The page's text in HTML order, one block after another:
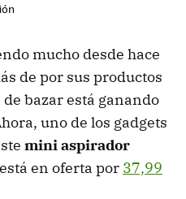
mucho desde hace
de por sus productos
bazar está ganando
uno de los gadgets
mini aspirador
en oferta por 37,99